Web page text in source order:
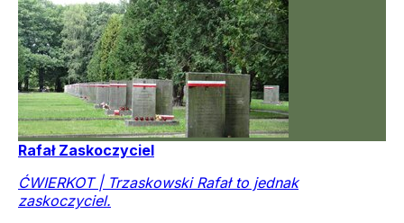
Rafał Zaskoczyciel
ĆWIERKOT | Trzaskowski Rafał to jednak
zaskoczyciel.